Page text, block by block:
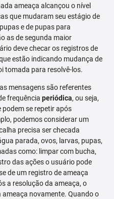
ameaça alcançou o nível
que mudaram seu estágio de
e de pupas para
as de segunda maior
deve checar os registros de
estão indicando mudança de
tomada para resolvê-los.
mensagens são referentes
frequência periódica, ou seja,
se repetir após
podemos considerar um
precisa ser checada
parada, ovos, larvas, pupas,
como: limpar com bucha,
das ações o usuário pode
de um registro de ameaça
a resolução da ameaça, o
novamente. Quando o